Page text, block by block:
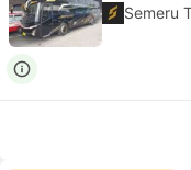
Semeru